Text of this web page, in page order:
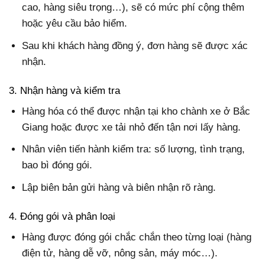
cao, hàng siêu trọng…), sẽ có mức phí cộng thêm
hoặc yêu cầu bảo hiểm.
Sau khi khách hàng đồng ý, đơn hàng sẽ được xác
nhận.
3. Nhận hàng và kiểm tra
Hàng hóa có thể được nhận tại kho chành xe ở Bắc
Giang hoặc được xe tải nhỏ đến tận nơi lấy hàng.
Nhân viên tiến hành kiểm tra: số lượng, tình trạng,
bao bì đóng gói.
Lập biên bản gửi hàng và biên nhận rõ ràng.
4. Đóng gói và phân loại
Hàng được đóng gói chắc chắn theo từng loại (hàng
điện tử, hàng dễ vỡ, nông sản, máy móc…).